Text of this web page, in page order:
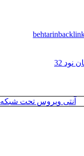
32
آنتی ویروس تحت شبکه